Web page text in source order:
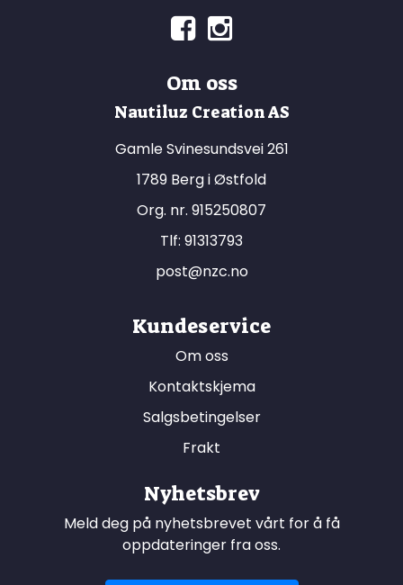
Om oss
Nautiluz Creation AS
Gamle Svinesundsvei 261
1789 Berg i Østfold
Org. nr. 915250807
Tlf: 91313793
post@nzc.no
Kundeservice
Om oss
Kontaktskjema
Salgsbetingelser
Frakt
Nyhetsbrev
Meld deg på nyhetsbrevet vårt for å få
oppdateringer fra oss.